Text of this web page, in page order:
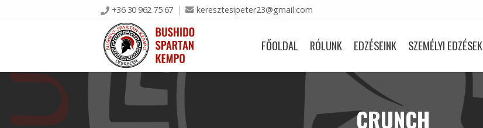
+36 30 962 75 67 keresztesipeter23@gmail.com
FŐOLDAL RÓLUNK EDZÉSEINK SZEMÉLYI EDZÉSEK
CRUNCH